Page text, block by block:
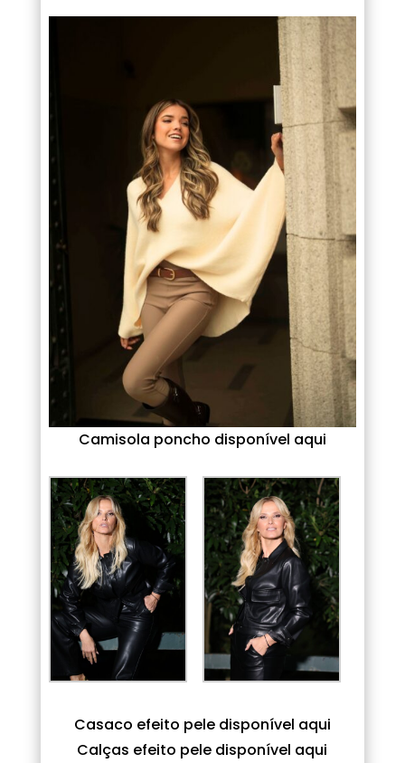
Camisola poncho disponível aqui
Casaco efeito pele disponível aqui
Calças efeito pele disponível aqui